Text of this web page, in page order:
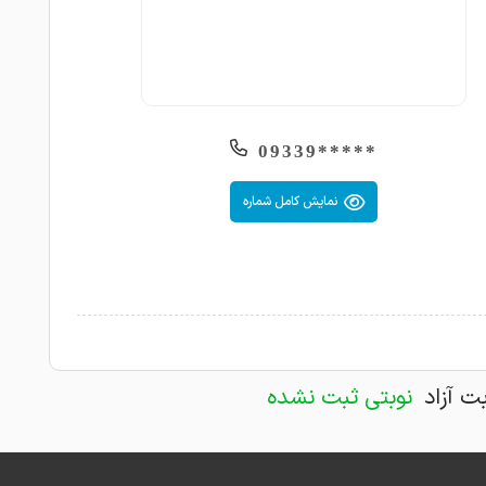
آزاد نوبتی ثبت نشده
*****09339
نمایش کامل شماره